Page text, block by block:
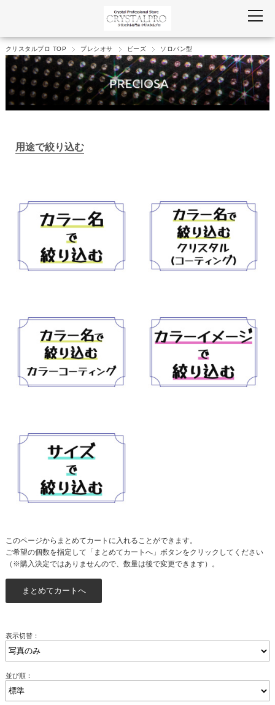
クリスタルプロ TOP プレシオサ ビーズ ソロバン型
用途で絞り込む
このページからまとめてカートに入れることができます。
ご希望の個数を指定して「まとめてカートへ」ボタンをクリックしてください
（※購入決定ではありませんので、数量は後で変更できます）。
表示切替：
並び順：